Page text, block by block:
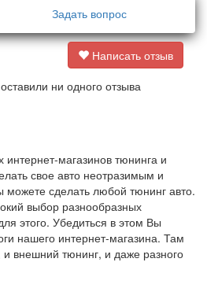
Задать вопрос
Написать отзыв
ни одного отзыва
магазинов тюнинга и
свое авто неотразимым и
сделать любой тюнинг авто.
выбор разнообразных
этого. Убедиться в этом Вы
нашего интернет-магазина. Там
и внешний тюнинг, и даже разного